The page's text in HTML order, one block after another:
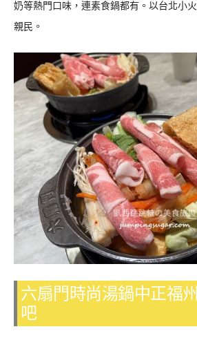
奶等熱門口味，連素食鍋都有。以台北小
親民。
六扇門時尚湯鍋中正福
吧